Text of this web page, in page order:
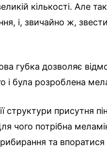
кількості. Але
і, звичайно ж,
губка дозволяє
і була розроблена
структури присутня
чого потрібна
та